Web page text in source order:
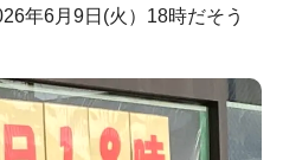
年6月9日(火）18時だそう